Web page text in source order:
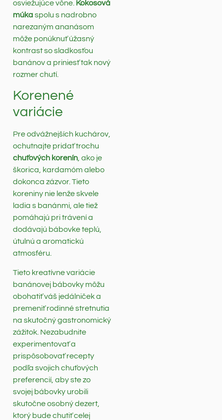
osviežujúce vône. Kokosová
múkaspolu s nadrobno
narezaným ananásom
môže ponúknuť úžasný
kontrast so sladkosťou
banánov a priniesť tak nový
rozmer chutí.
Korenené
variácie
Pre odvážnejších kuchárov,
ochutnajte pridať trochu
chuťových korenín, ako je
škorica, kardamóm alebo
dokonca zázvor. Tieto
koreniny nie lenže skvele
ladia s banánmi, ale tiež
pomáhajú pri trávení a
dodávajú bábovke teplú,
útulnú a aromatickú
atmosféru.
Tieto kreatívne variácie
banánovej bábovky môžu
obohatiť váš jedálniček a
premeniť rodinné stretnutia
na skutočný gastronomický
zážitok. Nezabudnite
experimentovať a
prispôsobovať recepty
podľa svojich chuťových
preferencií, aby ste zo
svojej bábovky urobili
skutočne osobný dezert,
ktorý bude chutiť celej